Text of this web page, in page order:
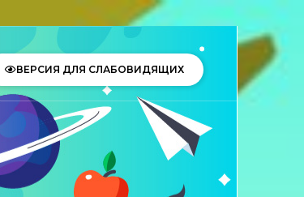
ВЕРСИЯ ДЛЯ СЛАБОВИДЯЩИХ